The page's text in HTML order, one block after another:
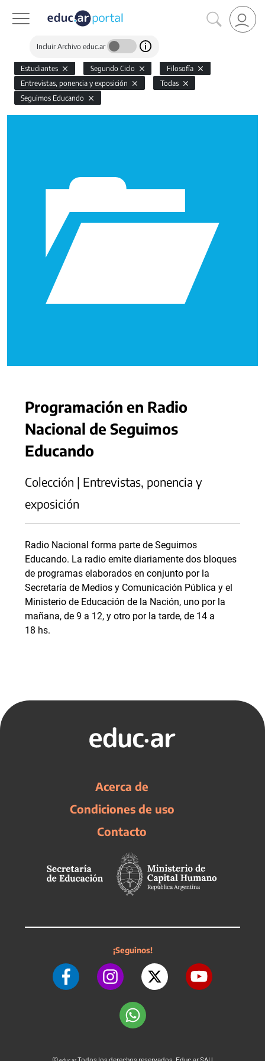
Incluir Archivo educ.ar
Estudiantes Segundo Ciclo
Filosofía
Entrevistas, ponencia y exposición
Todas
Seguimos Educando
Programación en Radio
Nacional de Seguimos
Educando
Colección | Entrevistas, ponencia y
exposición
Radio Nacional forma parte de Seguimos
Educando. La radio emite diariamente dos bloques
de programas elaborados en conjunto por la
Secretaría de Medios y Comunicación Pública y el
Ministerio de Educación de la Nación, uno por la
mañana, de 9 a 12, y otro por la tarde, de 14 a
18 hs.
Acerca de
Condiciones de uso
Contacto
¡Seguinos!
© Todos los derechos reservados. Educ.ar SAU